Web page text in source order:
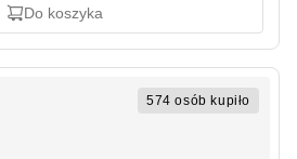
Do koszyka
574 osób kupiło